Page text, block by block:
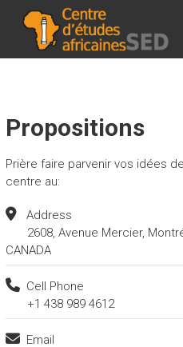
content
CENTRE D’ÉTUDES
AFRICAINES
Pour la renaissance de l'Afrique
Propositions
Prière faire parvenir vos idées
centre au:
Address
2608, Avenue Mercier,
CANADA
Cell Phone
+1 438 989 4612
Email